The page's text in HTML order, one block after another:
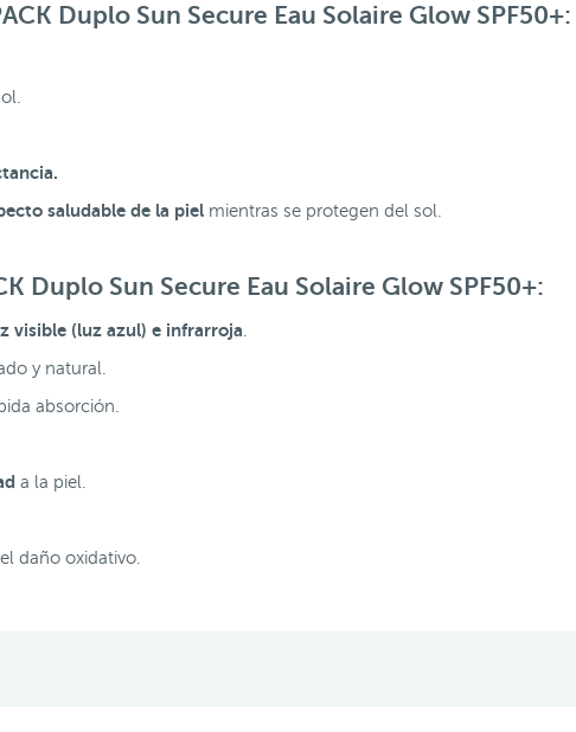
Duplo Sun Secure Eau Solaire Glow SPF50+:
saludable de la piel mientras se protegen del sol.
Duplo Sun Secure Eau Solaire Glow SPF50+:
visible (luz azul) e infrarroja
y natural.
absorción.
a la piel.
daño oxidativo.